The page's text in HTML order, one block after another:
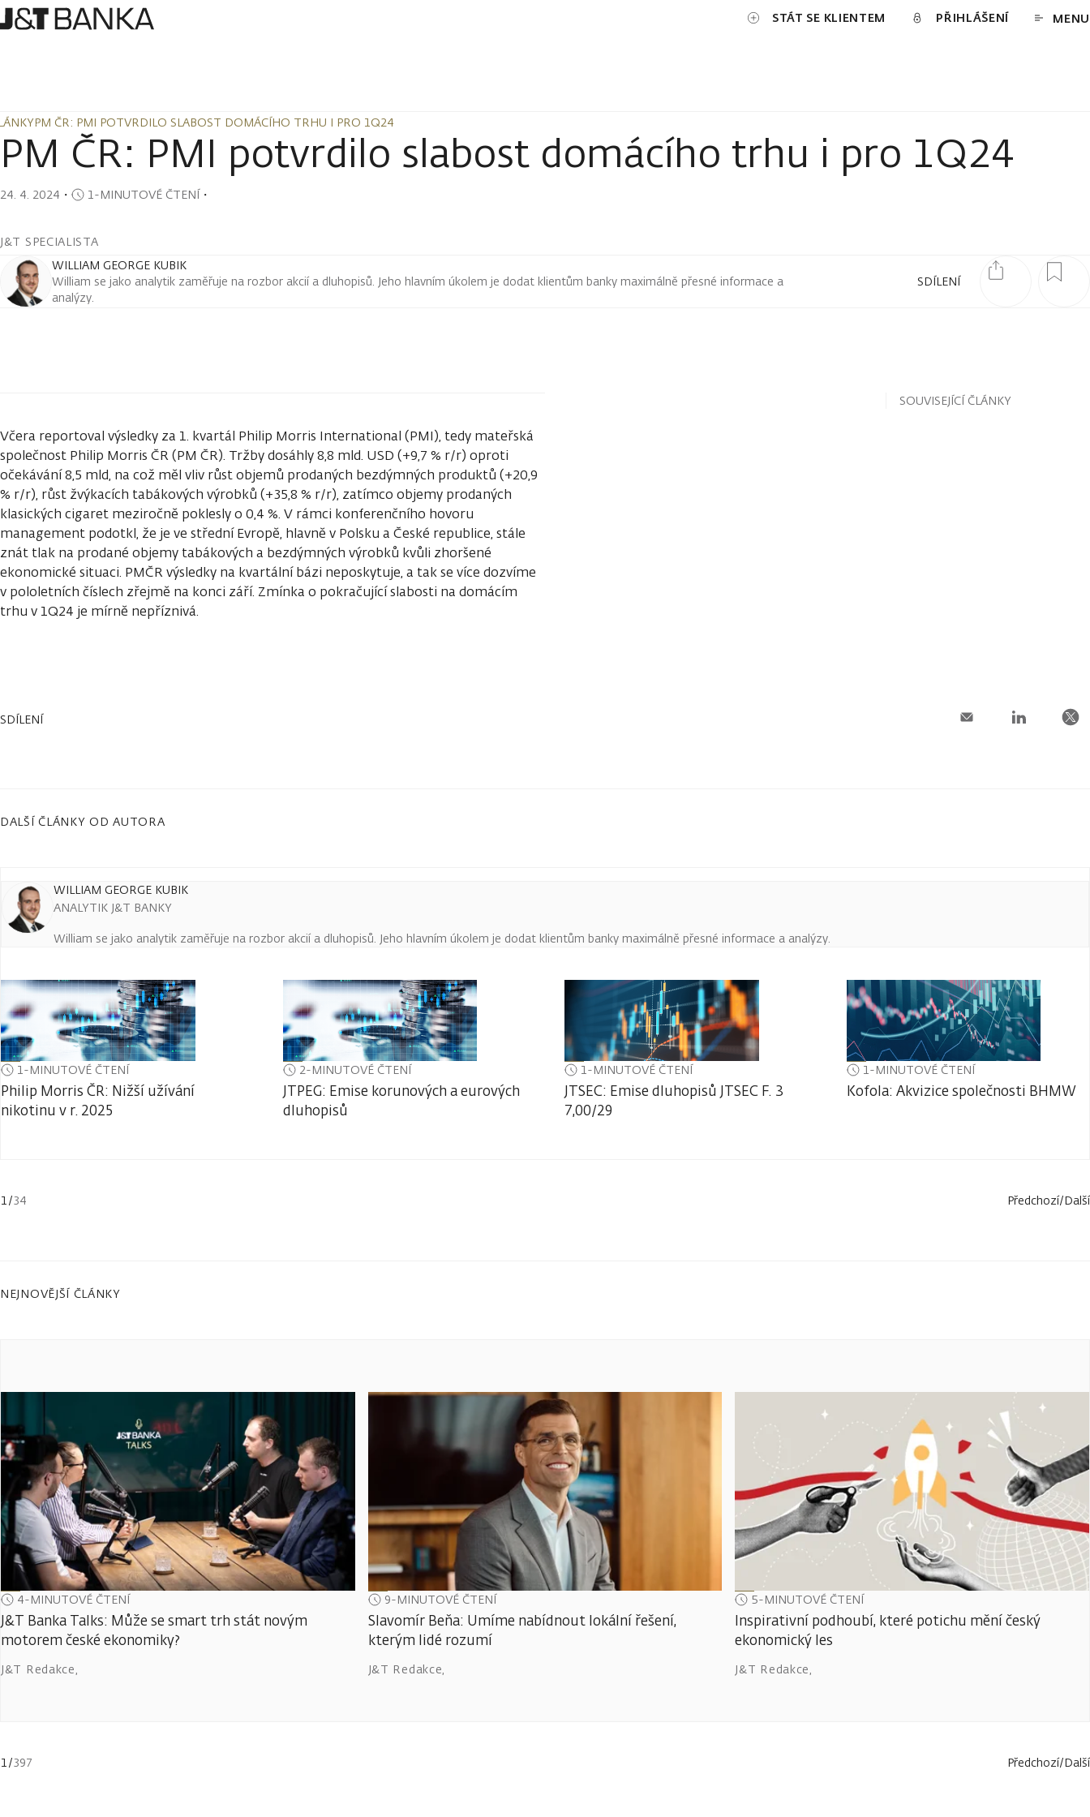
STÁT SE KLIENTEM PŘIHLÁŠENÍ MENU
PM ČR: PMI POTVRDILO SLABOST DOMÁCÍHO TRHU I PRO 1Q24
PM ČR: PMI POTVRDILO SLABOST DOMÁCÍHO TRHU I PRO 1Q24
PM ČR: PMI potvrdilo slabost domácího trhu i pro 1Q24
24. 4. 2024 ・ 1-MINUTOVÉ ČTENÍ・
J&T SPECIALISTA
SDÍLENÍ
WILLIAM GEORGE KUBIK
William se jako analytik zaměřuje na rozbor akcií a dluhopisů. Jeho hlavním úkolem je dodat klientům banky maximálně přesné informace a
analýzy.
Včera reportoval výsledky za 1. kvartál Philip Morris International (PMI), tedy mateřská
společnost Philip Morris ČR (PM ČR). Tržby dosáhly 8,8 mld. USD (+9,7 % r/r) oproti
očekávání 8,5 mld, na což měl vliv růst objemů prodaných bezdýmných produktů (+20,9
% r/r), růst žvýkacích tabákových výrobků (+35,8 % r/r), zatímco objemy prodaných
klasických cigaret meziročně poklesly o 0,4 %. V rámci konferenčního hovoru
management podotkl, že je ve střední Evropě, hlavně v Polsku a České republice, stále
znát tlak na prodané objemy tabákových a bezdýmných výrobků kvůli zhoršené
ekonomické situaci. PMČR výsledky na kvartální bázi neposkytuje, a tak se více dozvíme
v pololetních číslech zřejmě na konci září. Zmínka o pokračující slabosti na domácím
trhu v 1Q24 je mírně nepříznivá.
SOUVISEJÍCÍ ČLÁNKY
SDÍLENÍ
DALŠÍ ČLÁNKY OD AUTORA
WILLIAM GEORGE KUBIK
ANALYTIK J&T BANKY
William se jako analytik zaměřuje na rozbor akcií a dluhopisů. Jeho hlavním úkolem je dodat klientům banky maximálně přesné informace a analýzy.
1-MINUTOVÉ ČTENÍ
Philip Morris ČR: Nižší užívání
nikotinu v r. 2025
2-MINUTOVÉ ČTENÍ
JTPEG: Emise korunových a eurových
dluhopisů
1-MINUTOVÉ ČTENÍ
JTSEC: Emise dluhopisů JTSEC F. 3
7,00/29
1-MINUTOVÉ ČTENÍ
Kofola: Akvizice společnosti BHMW
1 /34 Předchozí/Další
NEJNOVĚJŠÍ ČLÁNKY
4-MINUTOVÉ ČTENÍ
J&T Banka Talks: Může se smart trh stát novým
motorem české ekonomiky?
J&T Redakce,
9-MINUTOVÉ ČTENÍ
Slavomír Beňa: Umíme nabídnout lokální řešení,
kterým lidé rozumí
J&T Redakce,
5-MINUTOVÉ ČTENÍ
Inspirativní podhoubí, které potichu mění český
ekonomický les
J&T Redakce,
1/397 Předchozí/Další